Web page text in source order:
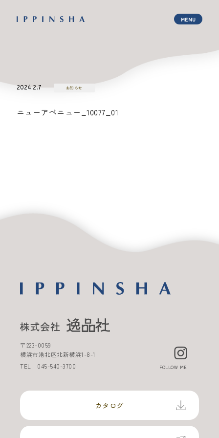
2024.2.7 お知らせ
ニューアベニュー_10077_01
〒223-0059
横浜市港北区北新横浜1-8-1
TEL 045-540-3700 FOLLOW ME
カタログ